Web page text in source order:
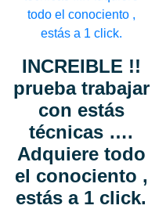
INCREIBLE !!
prueba trabajar
con estás
técnicas ….
Adquiere todo
el conociento ,
estás a 1 click.